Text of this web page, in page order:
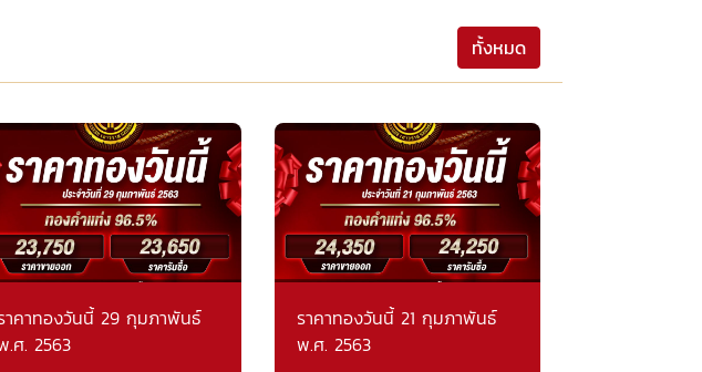
ทั้งหมด
าคาทองวันนี้ 29 กุมภาพันธ์
.ศ. 2563
ราคาทองวันนี้ 21 กุมภาพันธ์
พ.ศ. 2563